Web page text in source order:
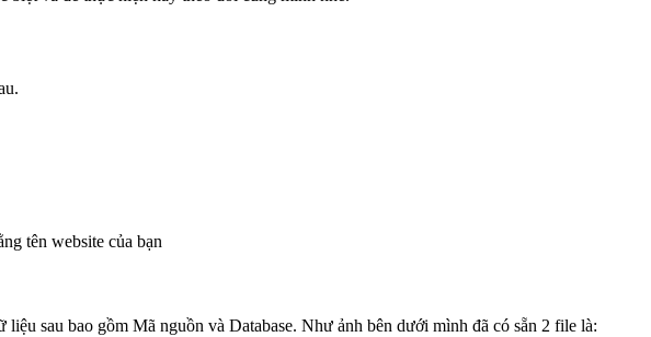
tên website của bạn
sau bao gồm Mã nguồn và Database. Như ảnh bên dưới mình đã có sẵn 2 file là: